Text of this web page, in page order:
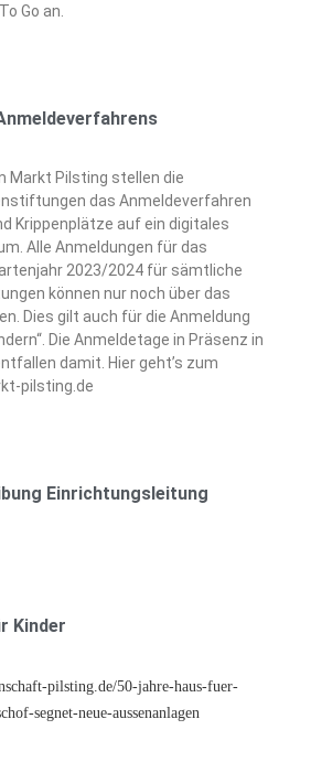
Go an.
Markt Pilsting stellen die
das Anmeldeverfahren
Krippenplätze auf ein digitales
Alle Anmeldungen für das
2023/2024 für sämtliche
können nur noch über das
Dies gilt auch für die Anmeldung
Die Anmeldetage in Präsenz in
damit. Hier geht’s zum
pilsting.de
Einrichtungsleitung
Kinder
pilsting.de/50-jahre-haus-fuer-
segnet-neue-aussenanlagen